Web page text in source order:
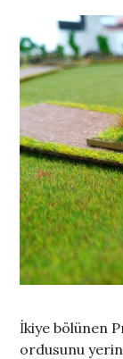
İkiye bölünen
ordusunu